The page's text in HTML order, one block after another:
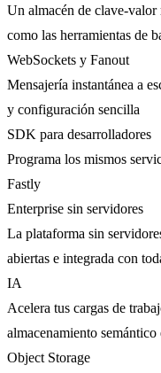
Un almacén de clave-
como las herramientas de
WebSockets y Fanout
Mensajería instantánea a
y configuración sencilla
SDK para desarrolladores
Programa los mismos
Fastly
Enterprise sin servidores
La plataforma sin
abiertas e integrada con
IA
Acelera tus cargas de
almacenamiento semántico
Object Storage